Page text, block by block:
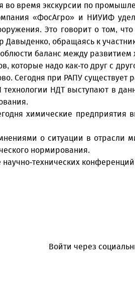
во время экскурсии по
«ФосАгро» и НИУИФ
Это говорит о том,
Давыденко, обращаясь к
баланс между
надо как-то друг с
Сегодня при РАПУ
НДТ выступают в
химические
о ситуации в
нормирования.
технических
Войти через